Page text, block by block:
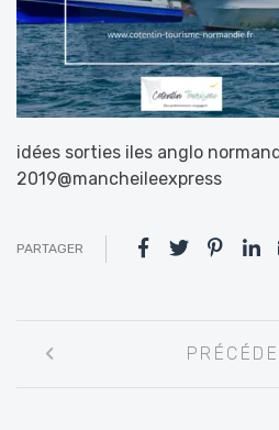
idées sorties iles anglo
2019@mancheileexpress
PARTAGER
entre